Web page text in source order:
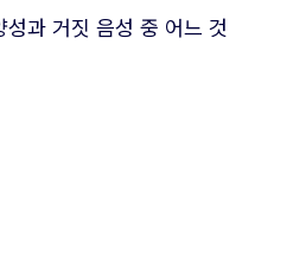
과 거짓 음성 중 어느 것